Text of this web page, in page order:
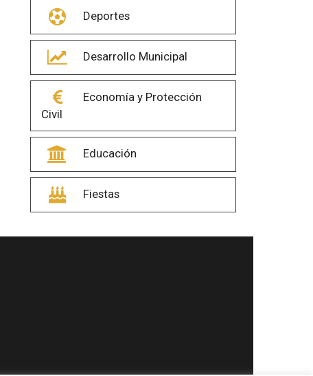
Deportes
Desarrollo Municipal
Economía y Protección
Civil
Educación
Fiestas